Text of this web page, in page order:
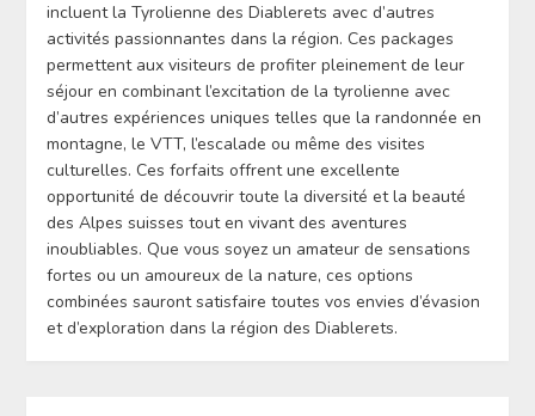
incluent la Tyrolienne des Diablerets avec d’autres
activités passionnantes dans la région. Ces packages
permettent aux visiteurs de profiter pleinement de leur
séjour en combinant l’excitation de la tyrolienne avec
d’autres expériences uniques telles que la randonnée en
montagne, le VTT, l’escalade ou même des visites
culturelles. Ces forfaits offrent une excellente
opportunité de découvrir toute la diversité et la beauté
des Alpes suisses tout en vivant des aventures
inoubliables. Que vous soyez un amateur de sensations
fortes ou un amoureux de la nature, ces options
combinées sauront satisfaire toutes vos envies d’évasion
et d’exploration dans la région des Diablerets.